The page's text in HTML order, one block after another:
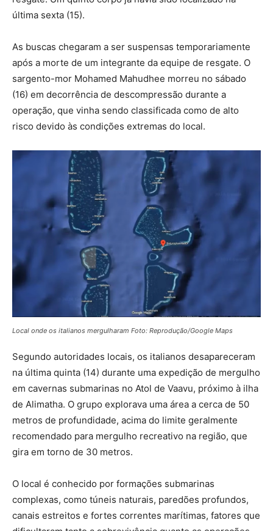
última sexta (15).
As buscas chegaram a ser suspensas temporariamente
após a morte de um integrante da equipe de resgate. O
sargento-mor Mohamed Mahudhee morreu no sábado
(16) em decorrência de descompressão durante a
operação, que vinha sendo classificada como de alto
risco devido às condições extremas do local.
Local onde os italianos mergulharam Foto: Reprodução/Google Maps
Segundo autoridades locais, os italianos desapareceram
na última quinta (14) durante uma expedição de mergulho
em cavernas submarinas no Atol de Vaavu, próximo à ilha
de Alimatha. O grupo explorava uma área a cerca de 50
metros de profundidade, acima do limite geralmente
recomendado para mergulho recreativo na região, que
gira em torno de 30 metros.
O local é conhecido por formações submarinas
complexas, como túneis naturais, paredões profundos,
canais estreitos e fortes correntes marítimas, fatores que